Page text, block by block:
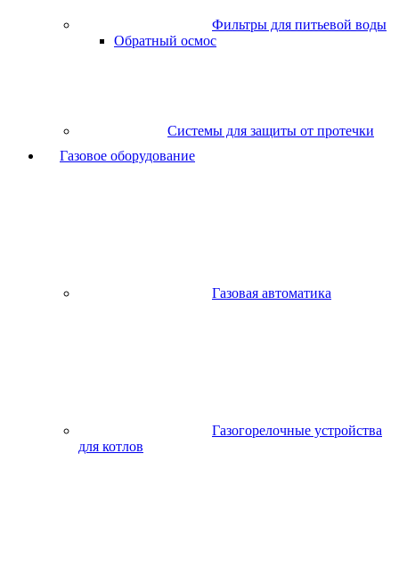
Фильтры для питьевой воды
Обратный осмос
Системы для защиты от протечки
Газовое оборудование
Газовая автоматика
Газогорелочные устройства
для котлов